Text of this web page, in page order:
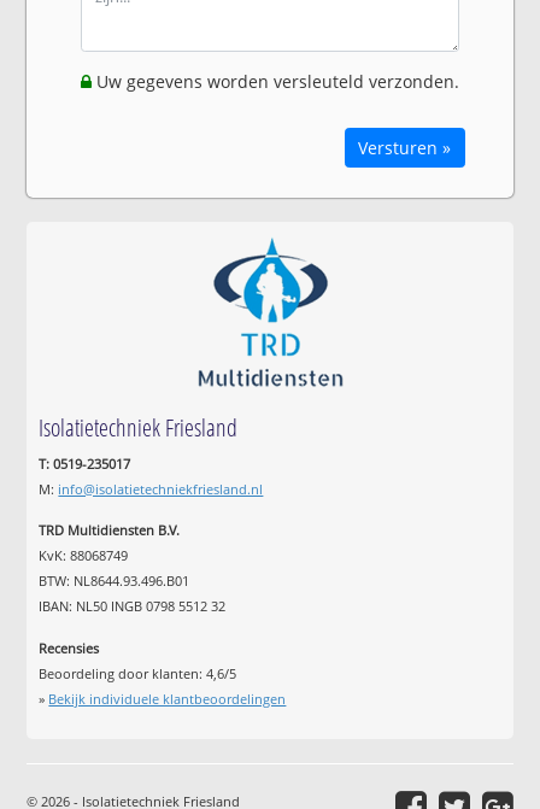
Uw gegevens worden versleuteld verzonden.
Versturen »
Isolatietechniek Friesland
T: 0519-235017
M: info@isolatietechniekfriesland.nl
TRD Multidiensten B.V.
KvK: 88068749
BTW: NL8644.93.496.B01
IBAN: NL50 INGB 0798 5512 32
Recensies
Beoordeling door klanten:4,6/5
» Bekijk individuele klantbeoordelingen
© 2026 - Isolatietechniek Friesland